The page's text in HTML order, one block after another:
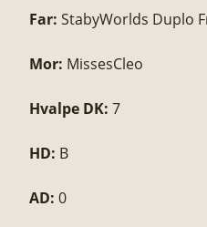
Far: StabyWorlds Duplo
Mor: MissesCleo​
Hvalpe DK: 7
HD: B
AD: 0